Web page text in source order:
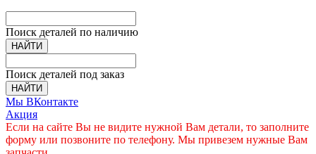
Поиск деталей по наличию
НАЙТИ
Поиск деталей под заказ
НАЙТИ
Мы ВКонтакте
Акция
Если на сайте Вы не видите нужной Вам детали, то заполните
форму или позвоните по телефону. Мы привезем нужные Вам